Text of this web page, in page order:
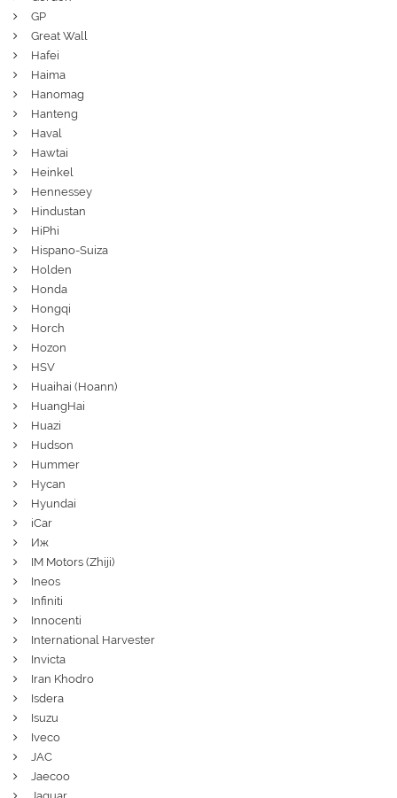
GP
Great Wall
Hafei
Haima
Hanomag
Hanteng
Haval
Hawtai
Heinkel
Hennessey
Hindustan
HiPhi
Hispano-Suiza
Holden
Honda
Hongqi
Horch
Hozon
HSV
Huaihai (Hoann)
HuangHai
Huazi
Hudson
Hummer
Hycan
Hyundai
iCar
Иж
IM Motors (Zhiji)
Ineos
Infiniti
Innocenti
International Harvester
Invicta
Iran Khodro
Isdera
Isuzu
Iveco
JAC
Jaecoo